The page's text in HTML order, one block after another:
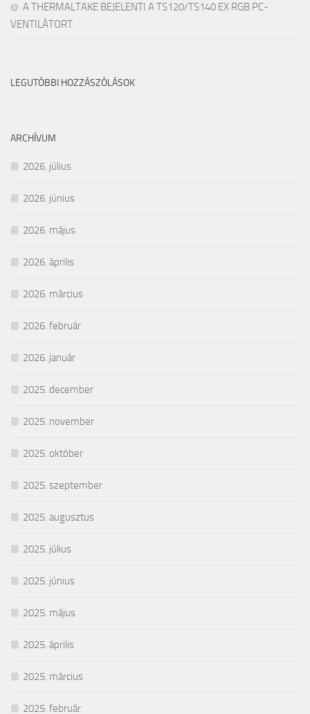
A THERMALTAKE BEJELENTI A TS120/TS140 EX RGB PC-
VENTILÁTORT
LEGUTÓBBI HOZZÁSZÓLÁSOK
ARCHÍVUM
2026. július
2026. június
2026. május
2026. április
2026. március
2026. február
2026. január
2025. december
2025. november
2025. október
2025. szeptember
2025. augusztus
2025. július
2025. június
2025. május
2025. április
2025. március
2025. február